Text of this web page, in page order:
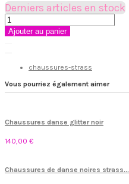
Derniers articles en stock
Ajouter au panier
chaussures-strass
Vous pourriez également aimer
Chaussures danse glitter noir
140,00 €
Chaussures de danse noires strass...